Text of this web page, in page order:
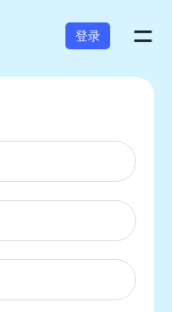
登录 =